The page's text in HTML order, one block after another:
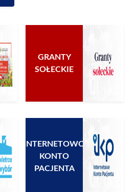
GRANTY
SOŁECKIE
INTERNETOWO
KONTO
PACJENTA